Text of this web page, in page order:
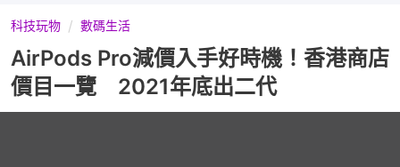
科技玩物 數碼生活
AirPods Pro減價入手好時機！香港商店
價目一覽 2021年底出二代